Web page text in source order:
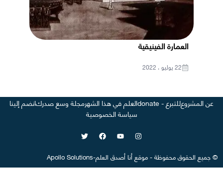
العمارة الفينيقية
22 يوليو ، 2022
عن المشروعللتبرع - donate العلم في هذا الشهرمجلة وسع صدركانضم إلينا
سياسة الخصوصية
©جميع الحقوق محفوظة-موقع أنا أصدق العلم-
Apollo Solutions